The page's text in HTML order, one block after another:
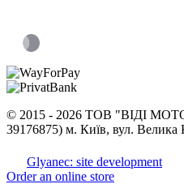
© 2015 - 2026 ТОВ "ВІДІ
39176875) м. Київ, вул. Велика
Glyanec: site development
Order an online store